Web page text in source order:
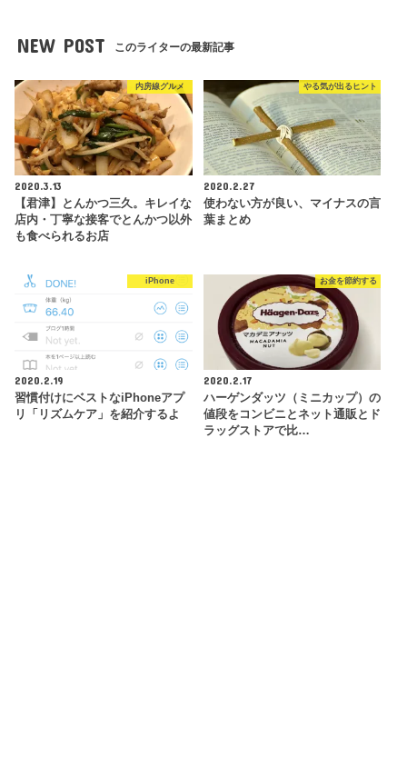
NEW POST このライターの最新記事
内房線グルメ
2020.3.13
【君津】とんかつ三久。キレイな
店内・丁寧な接客でとんかつ以外
も食べられるお店
やる気が出るヒント
2020.2.27
使わない方が良い、マイナスの言
葉まとめ
iPhone
2020.2.19
習慣付けにベストなiPhoneアプ
リ「リズムケア」を紹介するよ
お金を節約する
2020.2.17
ハーゲンダッツ（ミニカップ）の
値段をコンビニとネット通販とド
ラッグストアで比…